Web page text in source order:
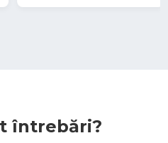
întrebări?